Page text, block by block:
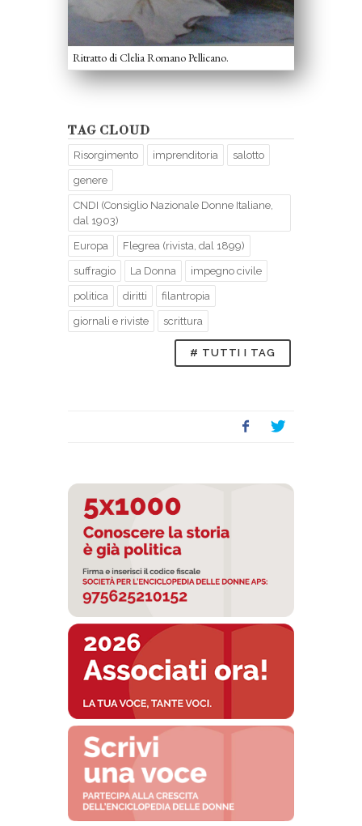
Ritratto di Clelia Romano Pellicano.
TAG CLOUD
Risorgimento imprenditoria salotto
genere
CNDI (Consiglio Nazionale Donne Italiane,
dal 1903)
Europa Flegrea (rivista, dal 1899)
suffragio La Donna impegno civile
politica diritti filantropia
giornali e riviste scrittura
# TUTTI I TAG